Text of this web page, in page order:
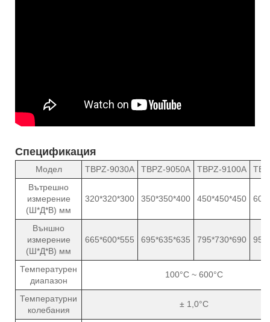
Спецификация
Модел TBPZ-9030A TBPZ-9050A TBPZ-9100A
Вътрешно
измерение
(Ш*Д*В) мм
320*320*300 350*350*400 450*450*450
Външно
измерение
(Ш*Д*В) мм
665*600*555 695*635*635 795*730*690
Температурен
диапазон
100°C ~ 600°C
Температурни
колебания
± 1,0°C